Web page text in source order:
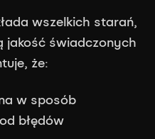
wszelkich starań,
jakość świadczonych
że:
w sposób
błędów